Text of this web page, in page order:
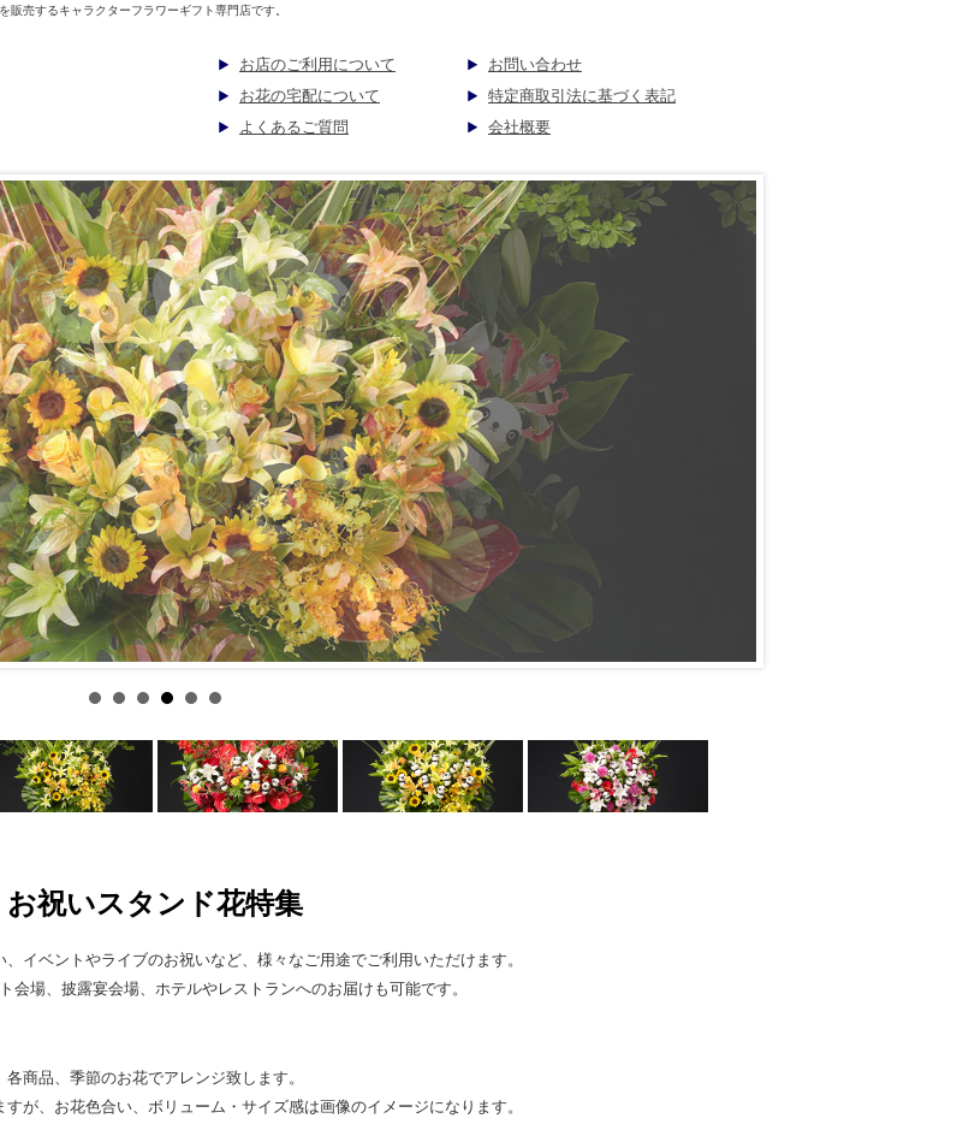
販売するキャラクターフラワーギフト専門店です。
お店のご利用について
お花の宅配について
よくあるご質問
お問い合わせ
特定商取引法に基づく表記
会社概要
お祝いスタンド花特集
イベントやライブのお祝いなど、様々なご用途でご利用いただけます。
会場、披露宴会場、ホテルやレストランへのお届けも可能です。
各商品、季節のお花でアレンジ致します。
が、お花色合い、ボリューム・サイズ感は画像のイメージになります。